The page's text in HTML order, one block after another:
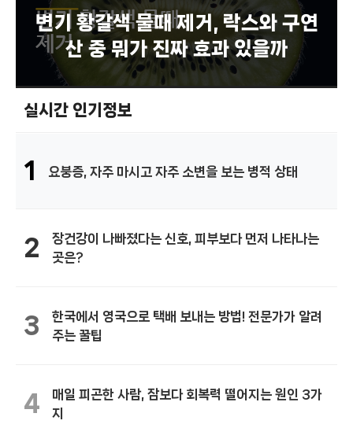
변기 황갈색 물때 제거, 락스와 구연
산 중 뭐가 진짜 효과 있을까
실시간 인기정보
1 요붕증, 자주 마시고 자주 소변을 보는 병적 상태
2
장건강이 나빠졌다는 신호, 피부보다 먼저 나타나는
곳은?
3
한국에서 영국으로 택배 보내는 방법! 전문가가 알려
주는 꿀팁
4
매일 피곤한 사람, 잠보다 회복력 떨어지는 원인 3가
지